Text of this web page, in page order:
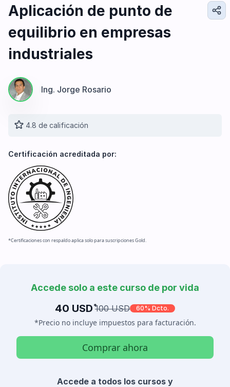
Diseño e Ingeniería
Ingeniería de Procesos
Desarrollo Profesional
Aplicación de punto de
equilibrio en empresas
industriales
Ing. Jorge Rosario
4.8 de calificación
Certificación acreditada por:
*Certificaciones con respaldo aplica solo para suscripciones Gold.
Accede solo a este curso de por vida
40 USD *100 USD 60% Dcto.
*Precio no incluye impuestos para facturación.
Comprar ahora
Accede a todos los cursos y